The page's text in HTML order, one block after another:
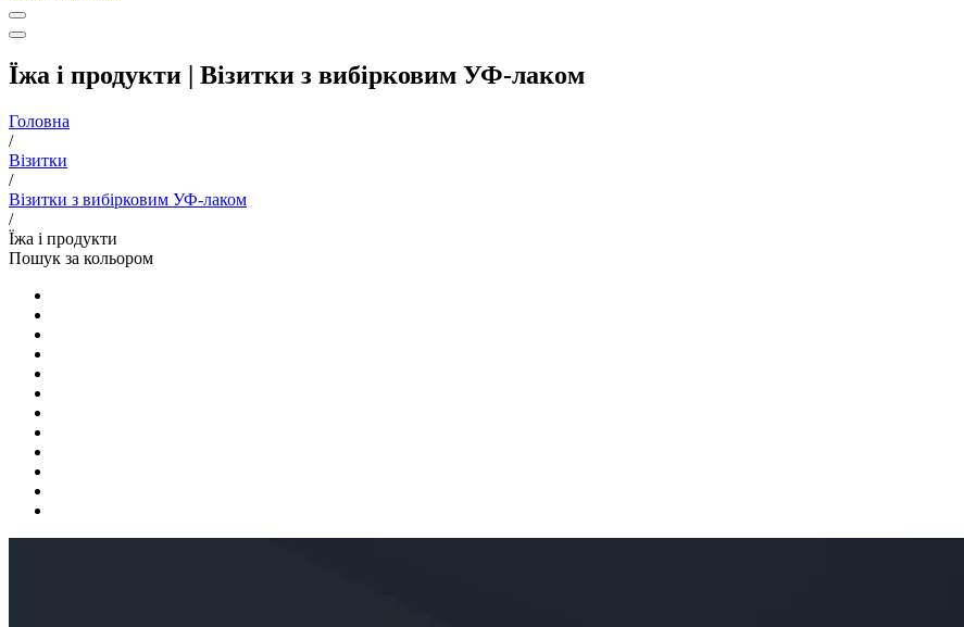
Їжа і продукти | Візитки з вибірковим УФ-лаком
Головна
/
Візитки
/
Візитки з вибірковим УФ-лаком
/
Їжа і продукти
Пошук за кольором